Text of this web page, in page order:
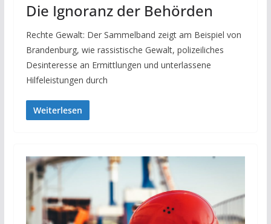
Die Ignoranz der Behörden
Rechte Gewalt: Der Sammelband zeigt am Beispiel von
Brandenburg, wie rassistische Gewalt, polizeiliches
Desinteresse an Ermittlungen und unterlassene
Hilfeleistungen durch
Weiterlesen